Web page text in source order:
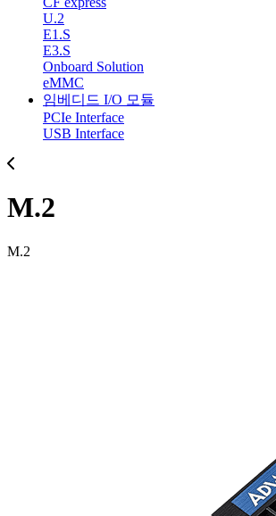
U.2
E1.S
E3.S
Onboard Solution
eMMC
임베디드 I/O 모듈
PCIe Interface
USB Interface
M.2
M.2